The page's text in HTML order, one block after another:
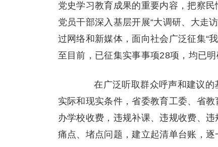
党史学习教育成果的重要内容，把察
党员干部深入基层开展“大调研、大走
过网络和新媒体，面向社会广泛征集“
至目前，已征集实事事项28项，均已
在广泛听取群众呼声和建议的
实际和现实条件，省委教育工委、省
办学校收费，违规补课、违规收费、
痛点、堵点问题，建立起清单台账，